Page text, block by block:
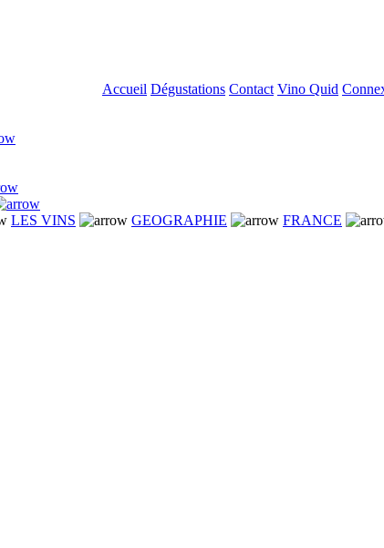
Accueil Dégustations Contact Vino Quid
LES VINS GEOGRAPHIE FRANCE